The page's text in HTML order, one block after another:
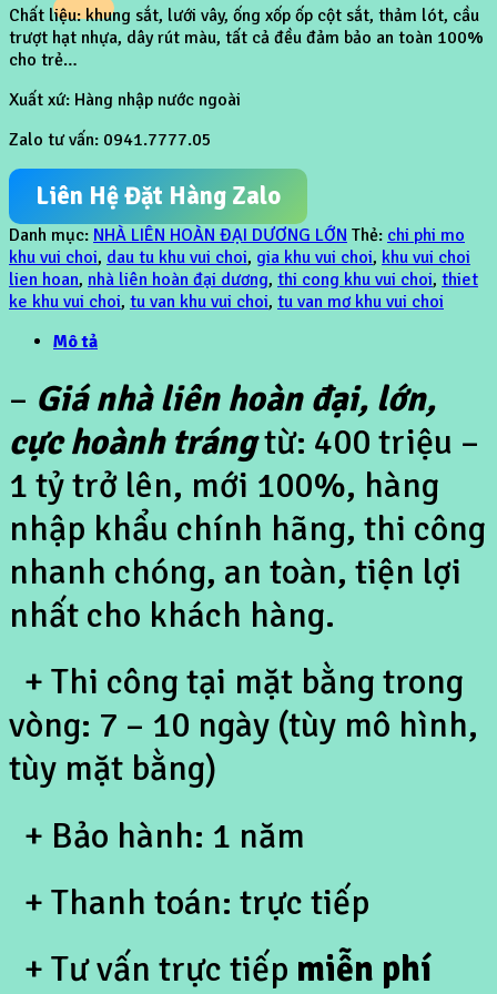
Chất liệu: khung sắt, lưới vây, ống xốp ốp cột sắt, thảm lót, cầu
trượt hạt nhựa, dây rút màu, tất cả đều đảm bảo an toàn 100%
cho trẻ…
Xuất xứ: Hàng nhập nước ngoài
Zalo tư vấn: 0941.7777.05
Liên Hệ Đặt Hàng Zalo
Danh mục: NHÀ LIÊN HOÀN ĐẠI DƯƠNG LỚN Thẻ: chi phi mo
khu vui choi, dau tu khu vui choi, gia khu vui choi, khu vui choi
lien hoan, nhà liên hoàn đại dương, thi cong khu vui choi, thiet
ke khu vui choi, tu van khu vui choi, tu van mơ khu vui choi
Mô tả
– Giá nhà liên hoàn đại, lớn,
cực hoành trángtừ: 400 triệu –
1 tỷ trở lên, mới 100%, hàng
nhập khẩu chính hãng, thi công
nhanh chóng, an toàn, tiện lợi
nhất cho khách hàng.
+ Thi công tại mặt bằng trong
vòng: 7 – 10 ngày (tùy mô hình,
tùy mặt bằng)
+ Bảo hành: 1 năm
+ Thanh toán: trực tiếp
+ Tư vấn trực tiếp miễn phí